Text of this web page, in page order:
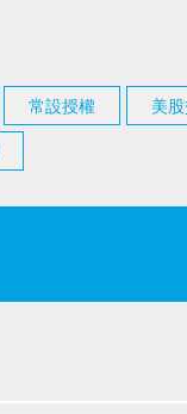
常設授權 美